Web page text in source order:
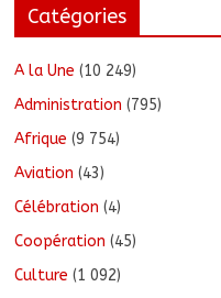
Catégories
A la Une (10 249)
Administration (795)
Afrique (9 754)
Aviation (43)
Célébration (4)
Coopération (45)
Culture (1 092)